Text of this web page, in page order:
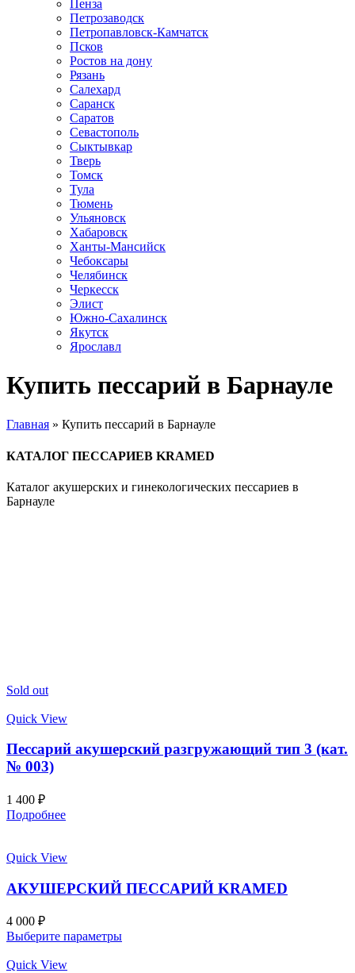
Пенза
Петрозаводск
Петропавловск-Камчатск
Псков
Ростов на дону
Рязань
Салехард
Саранск
Саратов
Севастополь
Сыктывкар
Тверь
Томск
Тула
Тюмень
Ульяновск
Хабаровск
Ханты-Мансийск
Чебоксары
Челябинск
Черкесск
Элист
Южно-Сахалинск
Якутск
Ярославл
Купить пессарий в Барнауле
Главная » Купить пессарий в Барнауле
КАТАЛОГ ПЕССАРИЕВ KRAMED
Каталог акушерских и гинекологических пессариев в
Барнауле
Sold out
Quick View
Пессарий акушерский разгружающий тип 3 (кат.
№ 003)
1 400 ₽
Подробнее
Quick View
АКУШЕРСКИЙ ПЕССАРИЙ KRAMED
4 000 ₽
Выберите параметры
Quick View